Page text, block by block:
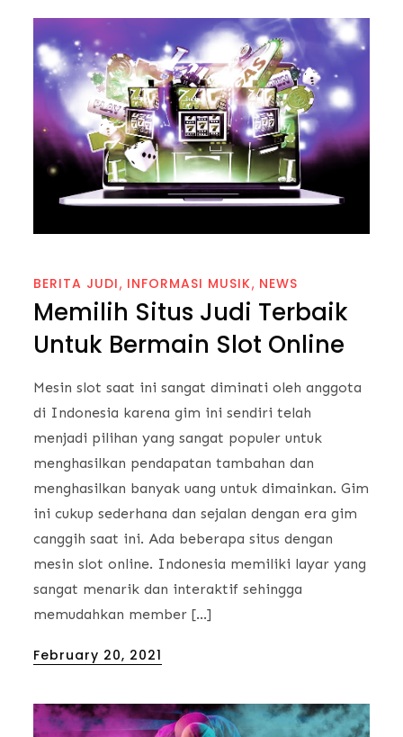
BERITA JUDI INFORMASI MUSIK NEWS
Memilih Situs Judi Terbaik
Untuk Bermain Slot Online
Mesin slot saat ini sangat diminati oleh anggota
di Indonesia karena gim ini sendiri telah
menjadi pilihan yang sangat populer untuk
menghasilkan pendapatan tambahan dan
menghasilkan banyak uang untuk dimainkan. Gim
ini cukup sederhana dan sejalan dengan era gim
canggih saat ini. Ada beberapa situs dengan
mesin slot online. Indonesia memiliki layar yang
sangat menarik dan interaktif sehingga
memudahkan member […]
Posted
February 20, 2021